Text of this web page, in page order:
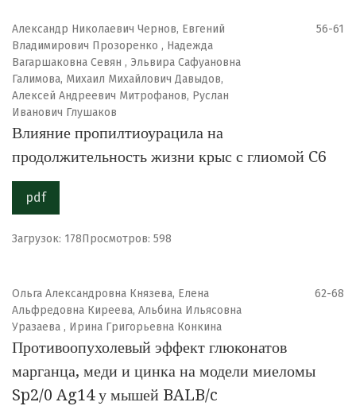
Александр Николаевич Чернов, Евгений
Владимирович Прозоренко , Надежда
Вагаршаковна Севян , Эльвира Сафуановна
Галимова, Михаил Михайлович Давыдов,
Алексей Андреевич Митрофанов, Руслан
Иванович Глушаков
56-61
Влияние пропилтиоурацила на
продолжительность жизни крыс с глиомой C6
pdf
Загрузок: 178Просмотров: 598
Ольга Александровна Князева, Елена
Альфредовна Киреева, Альбина Ильясовна
Уразаева , Ирина Григорьевна Конкина
62-68
Противоопухолевый эффект глюконатов
марганца, меди и цинка на модели миеломы
Sp2/0 Ag14 у мышей BALB/c